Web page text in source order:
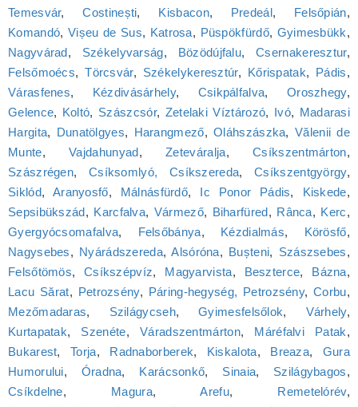
Temesvár,Costinești, Kisbacon, Predeál, Felsőpián,
Komandó, Vișeu de Sus, Katrosa, Püspökfürdő, Gyimesbükk,
Nagyvárad, Székelyvarság, Bözödújfalu,Csernakeresztur,
Felsőmoécs,Törcsvár, Székelykeresztúr, Kőrispatak, Pádis,
Várasfenes, Kézdivásárhely, Csikpálfalva, Oroszhegy,
Gelence, Koltó, Szászcsór, Zetelaki Víztározó, Ivó, Madarasi
Hargita, Dunatölgyes, Harangmező,Oláhszászka, Vălenii de
Munte,Vajdahunyad,Zeteváralja,Csíkszentmárton,
Szászrégen, Csíksomlyó, Csíkszereda,Csíkszentgyörgy,
Siklód, Aranyosfő, Málnásfürdő, Ic Ponor Pádis, Kiskede,
Sepsibükszád, Karcfalva, Vármező, Biharfüred, Rânca, Kerc,
Gyergyócsomafalva, Felsőbánya, Kézdialmás, Körösfő,
Nagysebes, Nyárádszereda,Alsóróna, Bușteni, Szászsebes,
Felsőtömös, Csíkszépvíz, Magyarvista, Beszterce, Bázna,
Lacu Sărat, Petrozsény, Páring-hegység, Petrozsény,Corbu,
Mezőmadaras, Szilágycseh,Gyimesfelsőlok, Várhely,
Kurtapatak, Szenéte,Váradszentmárton, Máréfalvi Patak,
Bukarest,Torja, Radnaborberek, Kiskalota, Breaza, Gura
Humorului, Óradna, Karácsonkő, Sinaia, Szilágybagos,
Csíkdelne, Magura,Arefu, Remetelórév,